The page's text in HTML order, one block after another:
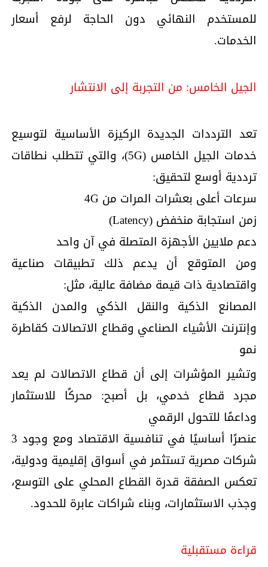
للمستخدم النهائي دون الحاجة لرفع أسعار
الخدمات.
الجيل الخامس: من التجربة إلى الانتشار
تعد الترددات الجديدة الركيزة الأساسية لتوسيع
خدمات الجيل الخامس (5G)، والتي تتطلب نطاقات
ترددية أوسع لتحقيق:
سرعات أعلى بعشرات المرات من 4G
زمن استجابة منخفض (Latency)
دعم ملايين الأجهزة المتصلة في آن واحد
ومن المتوقع أن يدعم ذلك تطبيقات صناعية
واقتصادية ذات قيمة مضافة عالية، مثل:
المصانع الذكية والنقل الذكي والمدن الذكية
وإنترنت الأشياء الصناعي وقطاع الاتصالات كقاطرة
نمو
وتشير المؤشرات إلى أن قطاع الاتصالات لم يعد
مجرد قطاع خدمي، بل أصبح: محركًا للاستثمار
وداعمًا للتحول الرقمي
عنصرًا أساسيًا في تنافسية الاقتصاد ومع وجود 3
شركات مصرية تستثمر في أسواق إقليمية ودولية،
تعكس الصفقة قدرة القطاع المحلي على التوسع،
وجذب الاستثمارات، وبناء شراكات عابرة للحدود.
قراءة مستقبلية